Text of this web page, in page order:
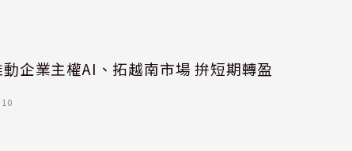
企業主權AI、拓越南市場 拚短期轉盈